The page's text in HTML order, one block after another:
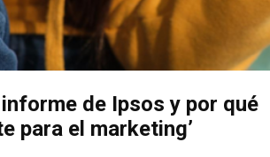
de Ipsos y por qué
para el marketing’